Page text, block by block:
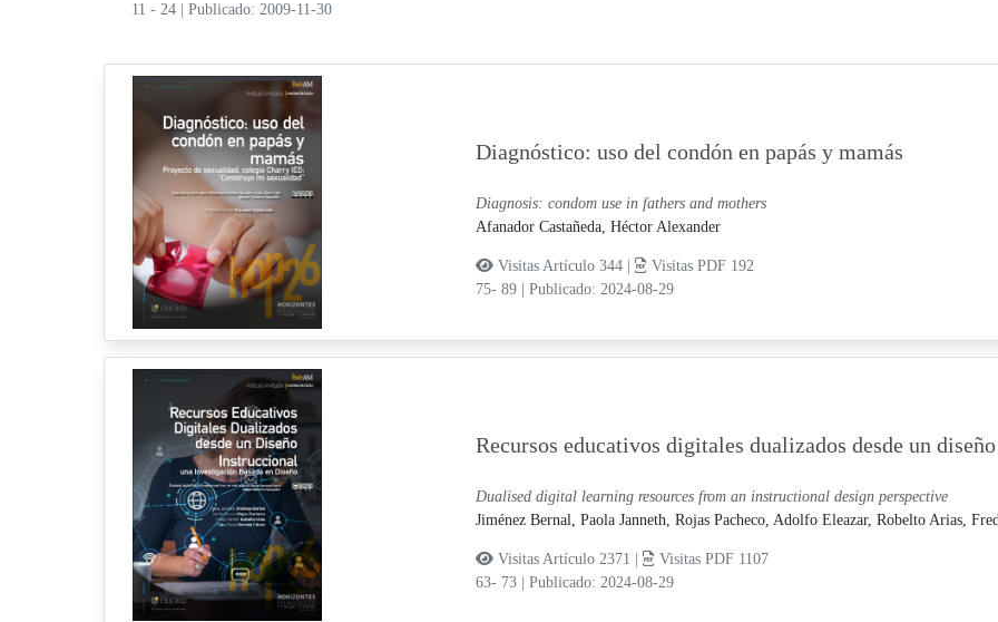
11 - 24
Publicado: 2009-11-30
Diagnóstico: uso del condón en papás y mamás
Diagnosis: condom use in fathers and mothers
Afanador Castañeda, Héctor Alexander
Visitas Artículo 344 |
Visitas PDF 192
75- 89
Publicado: 2024-08-29
Recursos educativos digitales dualizados desde un
Dualised digital learning resources from an instructional design perspective
Jiménez Bernal, Paola Janneth, Rojas Pacheco, Adolfo Eleazar, Robelto Arias,
Visitas Artículo 2371 |
Visitas PDF 1107
63- 73 | Publicado: 2024-08-29